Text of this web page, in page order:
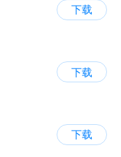
下载
下载
下载